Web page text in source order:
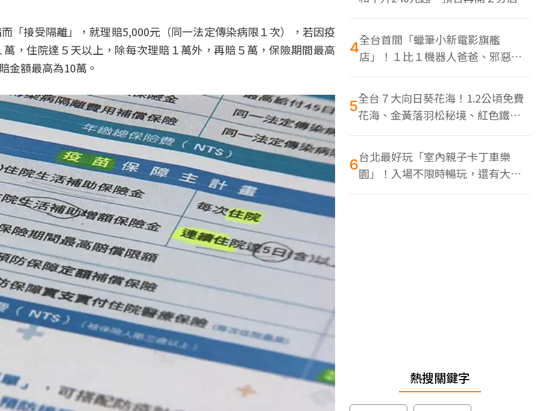
「接受隔離」，就理賠5,000元（同一法定傳染病限１次），若因疫
，住院達５天以上，除每次理賠１萬外，再賠５萬，保險期間最高
金額最高為10萬。
地點曝光
4全台首間「蠟筆小新電影旗艦
店」！１比１機器人爸爸、邪惡正
男，百款周邊買翻
5全台７大向日葵花海！1.2公頃免費
花海、金黃落羽松秘境、紅色鐵橋
同框
6台北最好玩「室內親子卡丁車樂
園」！入場不限時暢玩，還有大螢
幕Switch遊戲區
熱搜關鍵字